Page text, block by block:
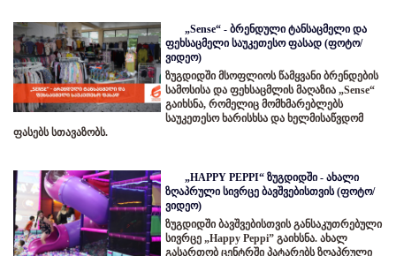
„Sense“ - ბრენდული ტანსაცმელი და
ფეხსაცმელი საუკეთესო ფასად (ფოტო/
ვიდეო)
ზუგდიდში მსოფლიოს წამყვანი ბრენდების
სამოსისა და ფეხსაცმლის მაღაზია „Sense“
გაიხსნა, რომელიც მომხმარებლებს
საუკეთესო ხარისხსა და ხელმისაწვდომ
ფასებს სთავაზობს.
„HAPPY PEPPI“ ზუგდიდში - ახალი
ზღაპრული სივრცე ბავშვებისთვის (ფოტო/
ვიდეო)
ზუგდიდში ბავშვებისთვის განსაკუთრებული
სივრცე „Happy Peppi” გაიხსნა. ახალ
გასართობ ცენტრში პატარებს ზღაპრული